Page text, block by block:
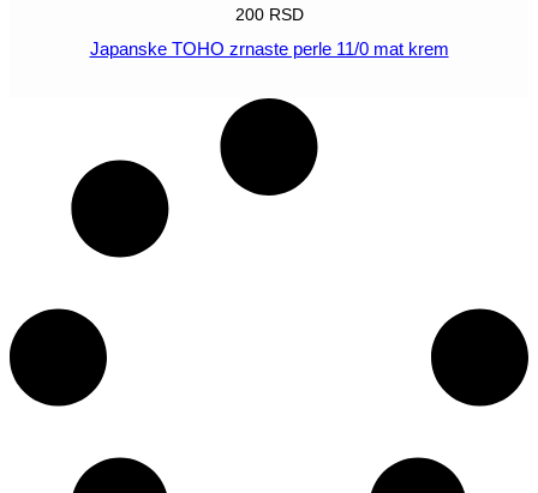
200 RSD
Japanske TOHO zrnaste perle 11/0 mat krem